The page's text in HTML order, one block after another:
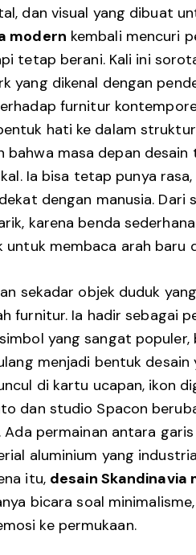
dan visual yang dibuat
modern kembali mencuri
tetap berani. Kali ini
yang dikenal dengan
furnitur
hati ke dalam
bahwa masa depan
Ia bisa tetap punya
dengan manusia. Dari
karena benda
untuk membaca arah baru
sekadar objek duduk
furnitur. Ia hadir sebagai
yang sangat
menjadi bentuk
di kartu ucapan, ikon
dan studio Spacon
permainan antara
aluminium yang
itu, desain Skandinavia
bicara soal
ke permukaan.